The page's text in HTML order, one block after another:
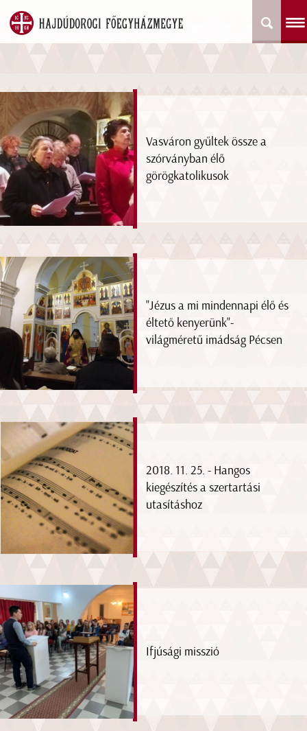
Vasváron gyűltek össze a
szórványban élő
görögkatolikusok
"Jézus a mi mindennapi élő és
éltető kenyerünk"-
világméretű imádság Pécsen
2018. 11. 25. - Hangos
kiegészítés a szertartási
utasításhoz
Ifjúsági misszió